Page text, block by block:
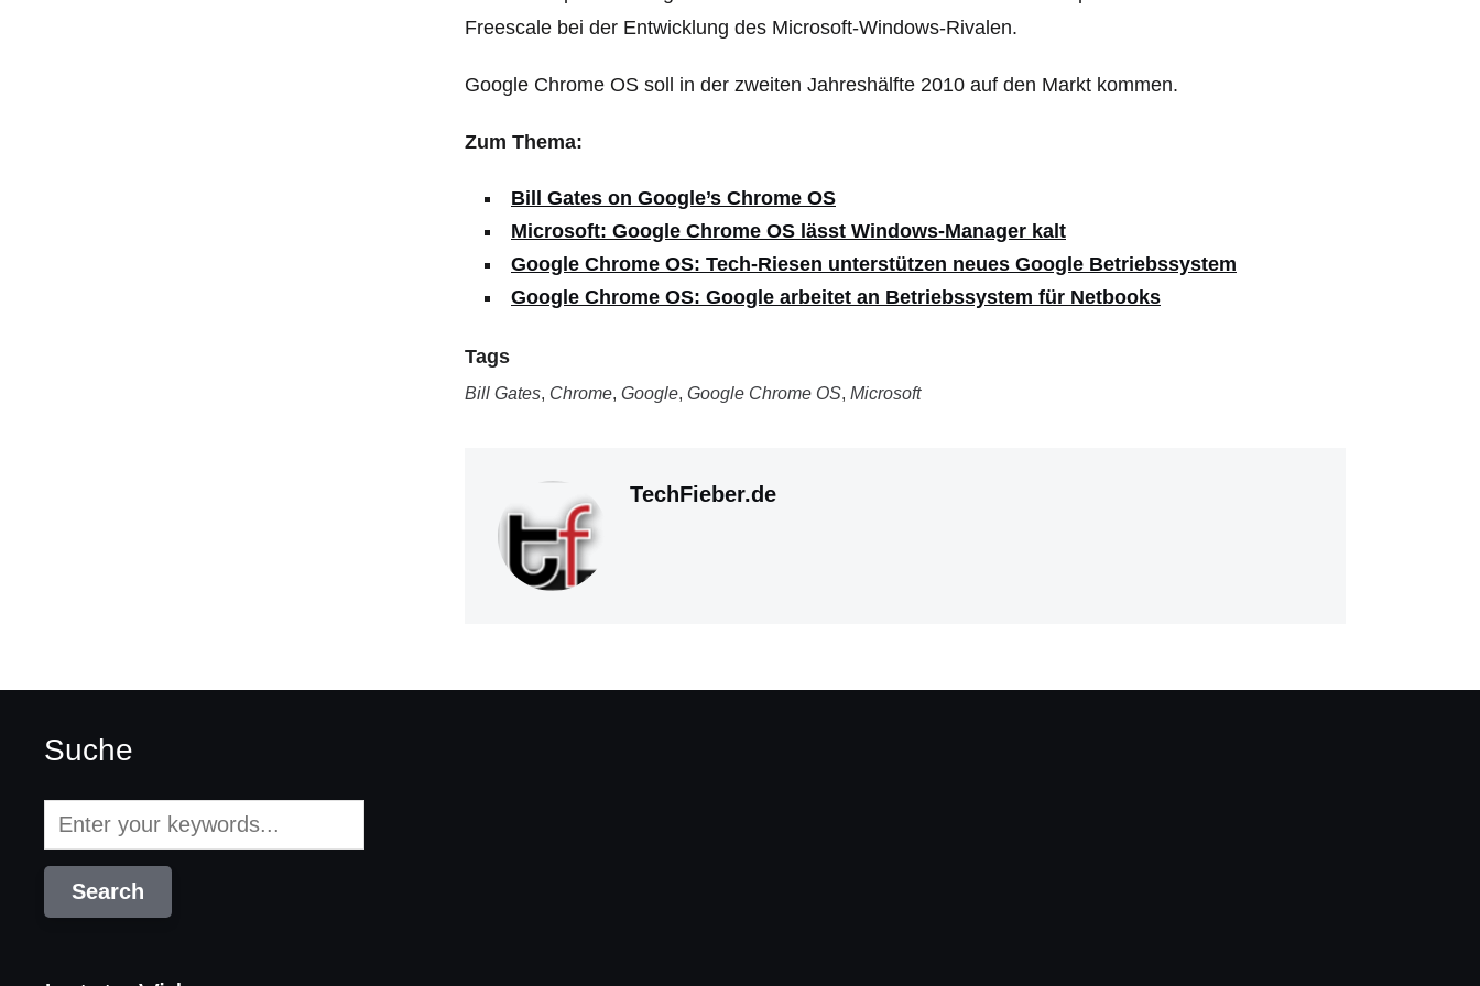
Freescale bei der Entwicklung des Microsoft-Windows-Rivalen.
Google Chrome OS soll in der zweiten Jahreshälfte 2010 auf den Markt kommen.
Zum Thema:
Bill Gates on Google’s Chrome OS
Microsoft: Google Chrome OS lässt Windows-Manager kalt
Google Chrome OS: Tech-Riesen unterstützen neues Google Betriebssystem
Google Chrome OS: Google arbeitet an Betriebssystem für Netbooks
Tags
Bill Gates, Chrome, Google, Google Chrome OS, Microsoft
TechFieber.de
Suche